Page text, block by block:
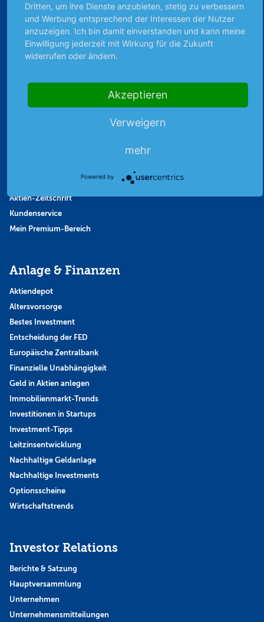
Finanzpodcast
Strategie
Thema der Woche
Aktien-Zeitschrift
Kundenservice
Mein Premium-Bereich
Anlage & Finanzen
Aktiendepot
Altersvorsorge
Bestes Investment
Entscheidung der FED
Europäische Zentralbank
Finanzielle Unabhängigkeit
Geld in Aktien anlegen
Immobilienmarkt-Trends
Investitionen in Startups
Investment-Tipps
Leitzinsentwicklung
Nachhaltige Geldanlage
Nachhaltige Investments
Optionsscheine
Wirtschaftstrends
Investor Relations
Berichte & Satzung
Hauptversammlung
Unternehmen
Unternehmensmitteilungen
Dritten, um ihre Dienste anzubieten, stetig zu verbessern
und Werbung entsprechend der Interessen der Nutzer
anzuzeigen. Ich bin damit einverstanden und kann meine
Einwilligung jederzeit mit Wirkung für die Zukunft
widerrufen oder ändern.
Akzeptieren
Verweigern
mehr
Powered by